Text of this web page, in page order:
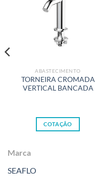
ABASTECIMENTO
TORNEIRA CROMADA
VERTICAL BANCADA
COTAÇÃO
Marca
SEAFLO